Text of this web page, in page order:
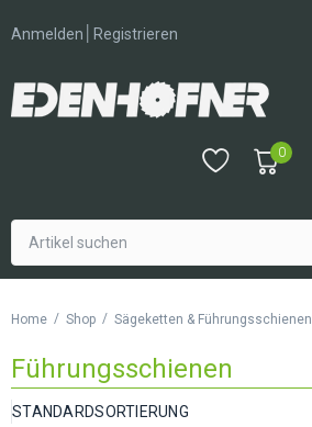
Anmelden Registrieren
0
Home / Shop / Sägeketten & Führungsschienen
Führungsschienen